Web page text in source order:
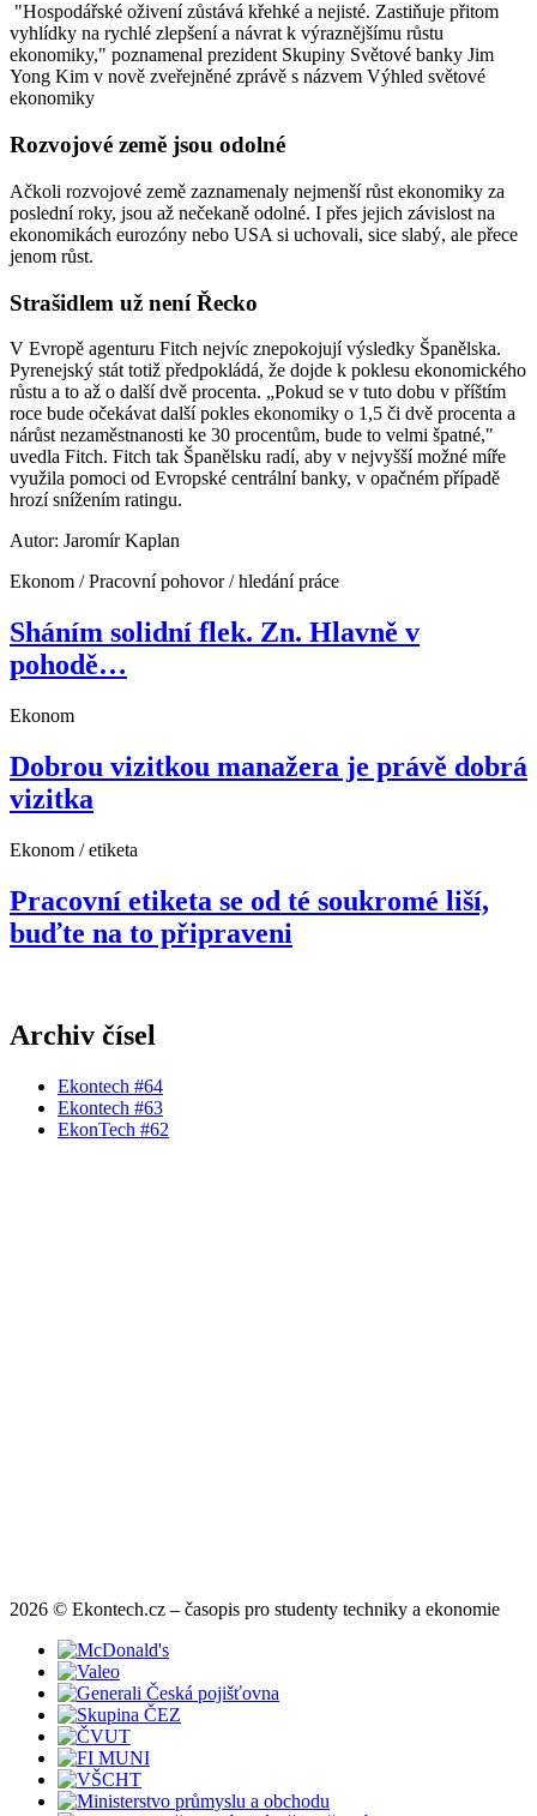
"Hospodářské oživení zůstává křehké a nejisté. Zastiňuje přitom
vyhlídky na rychlé zlepšení a návrat k výraznějšímu růstu
ekonomiky," poznamenal prezident Skupiny Světové banky Jim
Yong Kim v nově zveřejněné zprávě s názvem Výhled světové
ekonomiky
Rozvojové země jsou odolné
Ačkoli rozvojové země zaznamenaly nejmenší růst ekonomiky za
poslední roky, jsou až nečekaně odolné. I přes jejich závislost na
ekonomikách eurozóny nebo USA si uchovali, sice slabý, ale přece
jenom růst.
Strašidlem už není Řecko
V Evropě agenturu Fitch nejvíc znepokojují výsledky Španělska.
Pyrenejský stát totiž předpokládá, že dojde k poklesu ekonomického
růstu a to až o další dvě procenta. „Pokud se v tuto dobu v příštím
roce bude očekávat další pokles ekonomiky o 1,5 či dvě procenta a
nárůst nezaměstnanosti ke 30 procentům, bude to velmi špatné,"
uvedla Fitch. Fitch tak Španělsku radí, aby v nejvyšší možné míře
využila pomoci od Evropské centrální banky, v opačném případě
hrozí snížením ratingu.
Autor: Jaromír Kaplan
Ekonom / Pracovní pohovor / hledání práce
Sháním solidní flek. Zn. Hlavně v
pohodě…
Ekonom
Dobrou vizitkou manažera je právě dobrá
vizitka
Ekonom / etiketa
Pracovní etiketa se od té soukromé liší,
buďte na to připraveni
Archiv čísel
Ekontech #64
Ekontech #63
EkonTech #62
2026 © Ekontech.cz – časopis pro studenty techniky a ekonomie